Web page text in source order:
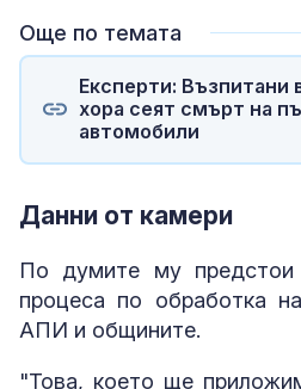
Още по темата
Експерти: Възпитани
хора сеят смърт на
автомобили
Данни от камери
По думите му предстои
процеса по обработка
АПИ и общините.
"Това, което ще